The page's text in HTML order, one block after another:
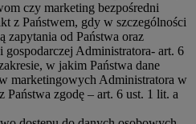
czy marketing bezpośredni
z Państwem, gdy w szczególności
zapytania od Państwa oraz
gospodarczej Administratora- art. 6
w jakim Państwa dane
marketingowych Administratora w
Państwa zgodę – art. 6 ust. 1 lit. a